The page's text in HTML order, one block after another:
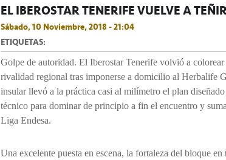
EL IBEROSTAR TENERIFE VUELVE A
Sábado, 10 Noviembre, 2018 - 21:04
ETIQUETAS:
Golpe de autoridad. El Iberostar Tenerife volvió a
rivalidad regional tras imponerse a domicilio al Herbalife
insular llevó a la práctica casi al milímetro el plan
técnico para dominar de principio a fin el encuentro y
Liga Endesa.
Una excelente puesta en escena, la fortaleza del bloque